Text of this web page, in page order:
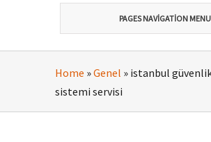
PAGES NAVIGATION MENU
Home »Genel » istanbul
sistemi servisi